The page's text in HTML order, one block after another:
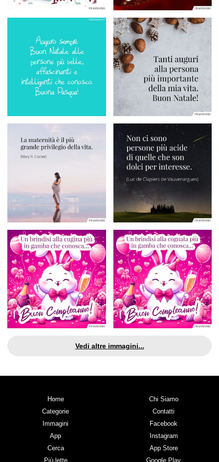
Vedi altre immagini...
Home
Categorie
Immagini
App
Cerca
Più lette
Chi Siamo
Contatti
Facebook
Instagram
App Store
Google Play